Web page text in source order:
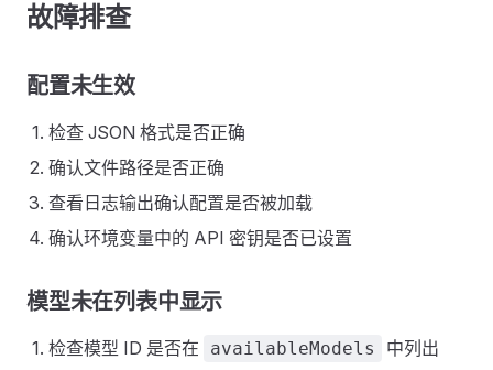
故障排查
配置未生效
检查 JSON 格式是否正确
确认文件路径是否正确
查看日志输出确认配置是否被加载
确认环境变量中的 API 密钥是否已设置
模型未在列表中显示
检查模型 ID 是否在 availableModels
中列出